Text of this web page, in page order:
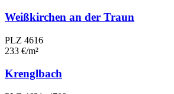
Weißkirchen an der Traun
PLZ 4616
233 €/m²
Krenglbach